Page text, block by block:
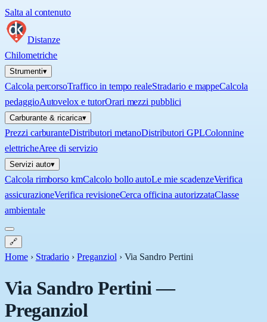
Salta al contenuto
Distanze
Chilometriche
Strumenti▾
Calcola percorsoTraffico in tempo realeStradario e mappeCalcola
pedaggioAutovelox e tutorOrari mezzi pubblici
Carburante & ricarica▾
Prezzi carburanteDistributori metanoDistributori GPLColonnine
elettricheAree di servizio
Servizi auto▾
Calcola rimborso kmCalcolo bollo autoLe mie scadenzeVerifica
assicurazioneVerifica revisioneCerca officina autorizzataClasse
ambientale
🔗
Home › Stradario › Preganziol › Via Sandro Pertini
Via Sandro Pertini—
Preganziol